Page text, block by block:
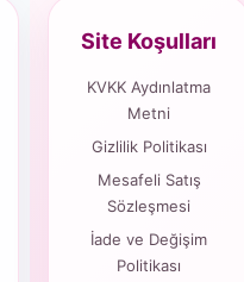
Site Koşulları
KVKK Aydınlatma
Metni
Gizlilik Politikası
Mesafeli Satış
Sözleşmesi
İade ve Değişim
Politikası